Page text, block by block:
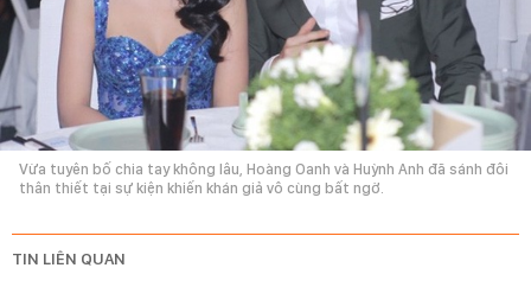
Vừa tuyên bố chia tay không lâu, Hoàng Oanh và Huỳnh Anh đã sánh đôi
thân thiết tại sự kiện khiến khán giả vô cùng bất ngờ.
TIN LIÊN QUAN